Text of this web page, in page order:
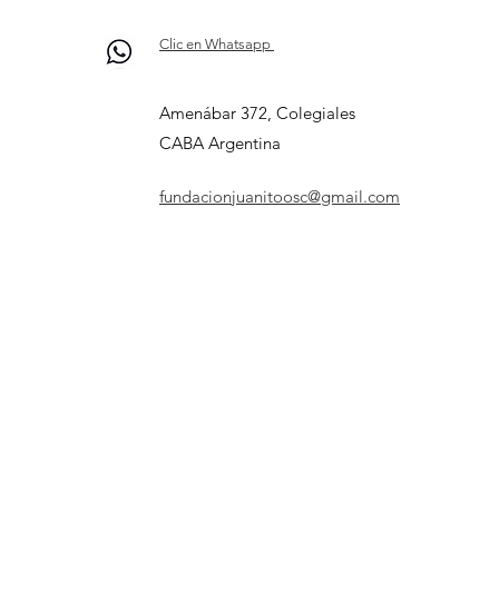
Clic en Whatsapp
Amenábar 372, Colegiales
CABA Argentina
fundacionjuanitoosc@gmail.com